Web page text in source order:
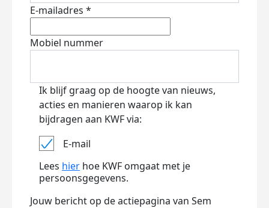
E-mailadres *
Mobiel nummer
Ik blijf graag op de hoogte van nieuws,
acties en manieren waarop ik kan
bijdragen aan KWF via:
E-mail
Lees hier hoe KWF omgaat met je
persoonsgegevens.
Jouw bericht op de actiepagina van Sem